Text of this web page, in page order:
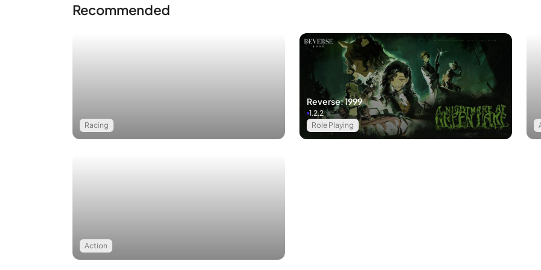
เตอร์บนสมาร์ทโฟนก็เพิ่มสูงขึ้นตามความต้องการคุณภาพกราฟิกและเนื้อหาเกมที่สูงขึ้น
Recommended
Racing
Reverse: 1999
Role Playing
1.2.2
Action